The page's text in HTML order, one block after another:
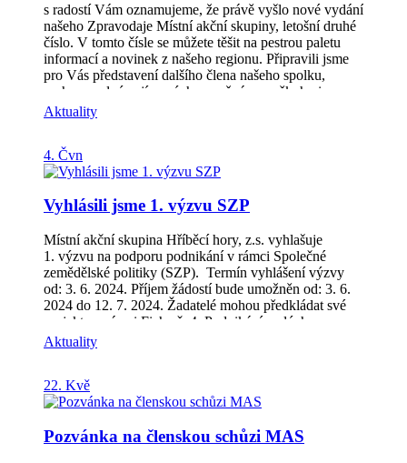
s radostí Vám oznamujeme, že právě vyšlo nové vydání
našeho Zpravodaje Místní akční skupiny, letošní druhé
číslo. V tomto čísle se můžete těšit na pestrou paletu
informací a novinek z našeho regionu. Připravili jsme
pro Vás představení dalšího člena našeho spolku,
rozhovor plný zajímavých a možná pro někoho i
překvapivých informací, shrnutí spousty akcí
realizovaných díky projektu z OPZ+, informace o
naší Letní soutěži „Za krásami Hříběcích hor“.
Zpravodaj (2/2024) si můžete stáhnout v PDF, zde:
Děkujeme Vám za Vaši podporu a těšíme se na Vaše
Hříběcí hory
Aktuality
4. Čvn
Vyhlásili jsme 1. výzvu SZP
Místní akční skupina Hříběcí hory, z.s. vyhlašuje
1. výzvu na podporu podnikání v rámci Společné
zemědělské politiky (SZP). Termín vyhlášení výzvy
od: 3. 6. 2024. Příjem žádostí bude umožněn od: 3. 6.
2024 do 12. 7. 2024. Žadatelé mohou předkládat své
projekty v rámci Fiche č. 4: Podnikání malých a
středních podniků – podpora zemědělského podnikání,
lesnictví a nezemědělských činností. Podání Žádosti o
Portál farmáře. Mezi způsobilé výdaje patří: stavby,
stroje a technologie pro: zemědělské podnikání
podnikání nezemědělské podnikání Informační seminář
Aktuality
22. Kvě
Pozvánka na členskou schůzi MAS